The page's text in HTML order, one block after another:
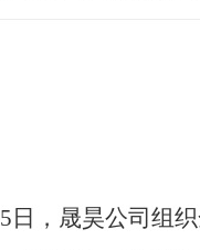
5日，晟昊公司组